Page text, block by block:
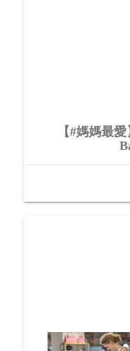
【#媽媽最